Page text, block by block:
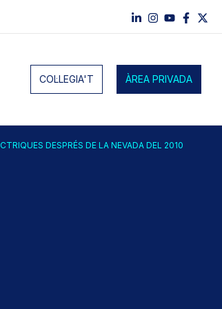
COL·LEGIA'T ÀREA PRIVADA
DESPRÉS DE LA NEVADA DEL 2010